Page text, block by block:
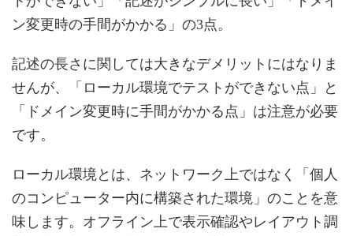
ン変更時の手間がかかる」の3点。
記述の長さに関しては大きなデメリットにはなりま
せんが、「ローカル環境でテストができない点」と
「ドメイン変更時に手間がかかる点」は注意が必要
です。
ローカル環境とは、ネットワーク上ではなく「個人
のコンピューター内に構築された環境」のことを意
味します。オフライン上で表示確認やレイアウト調